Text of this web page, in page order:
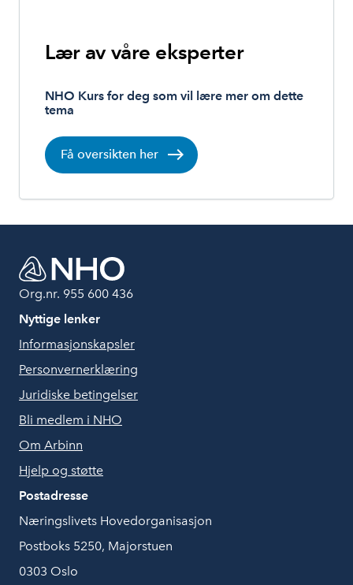
Lær av våre eksperter
NHO Kurs for deg som vil lære mer om dette
tema
Få oversikten her
Org.nr. 955 600 436
Nyttige lenker
Informasjonskapsler
Personvernerklæring
Juridiske betingelser
Bli medlem i NHO
Om Arbinn
Hjelp og støtte
Postadresse
Næringslivets Hovedorganisasjon
Postboks 5250, Majorstuen
0303 Oslo